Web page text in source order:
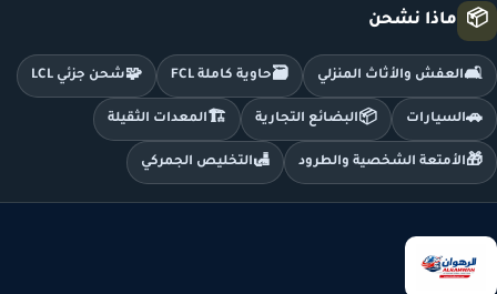
📦 ماذا نشحن
🛋️العفش والأثاث المنزلي 🗃️حاوية كاملة FCL 🧩شحن جزئي LCL
🚗السيارات 📦البضائع التجارية 🏗️ المعدات الثقيلة
🎁الأمتعة الشخصية والطرود 🛃التخليص الجمركي